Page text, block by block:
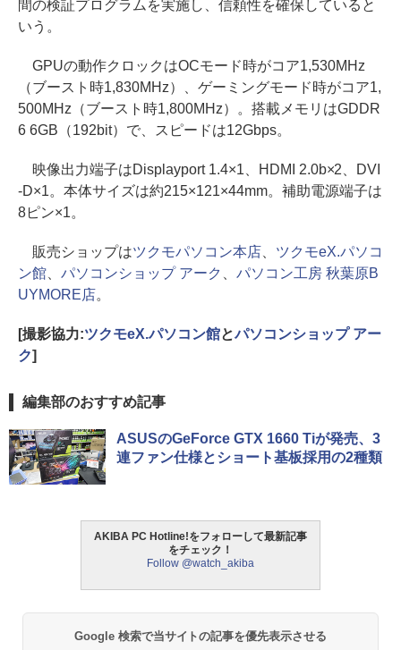
間の検証プログラムを実施し、信頼性を確保していると
いう。
GPUの動作クロックはOCモード時がコア1,530MHz
（ブースト時1,830MHz）、ゲーミングモード時がコア1,
500MHz（ブースト時1,800MHz）。搭載メモリはGDDR
6 6GB（192bit）で、スピードは12Gbps。
映像出力端子はDisplayport 1.4×1、HDMI 2.0b×2、DVI
-D×1。本体サイズは約215×121×44mm。補助電源端子は
8ピン×1。
販売ショップはツクモパソコン本店、 ツクモeX.パソコ
ン館、 パソコンショップ アーク
パソコン工房 秋葉原B
UYMORE店。
[撮影協力:ツクモeX.パソコン館とパソコンショップ アー
ク]
編集部のおすすめ記事
ASUSのGeForce GTX 1660 Tiが発売、3
連ファン仕様とショート基板採用の2種類
AKIBA PC Hotline!をフォローして最新記事
をチェック！
Follow @watch_akiba
Google 検索で当サイトの記事を優先表示させる